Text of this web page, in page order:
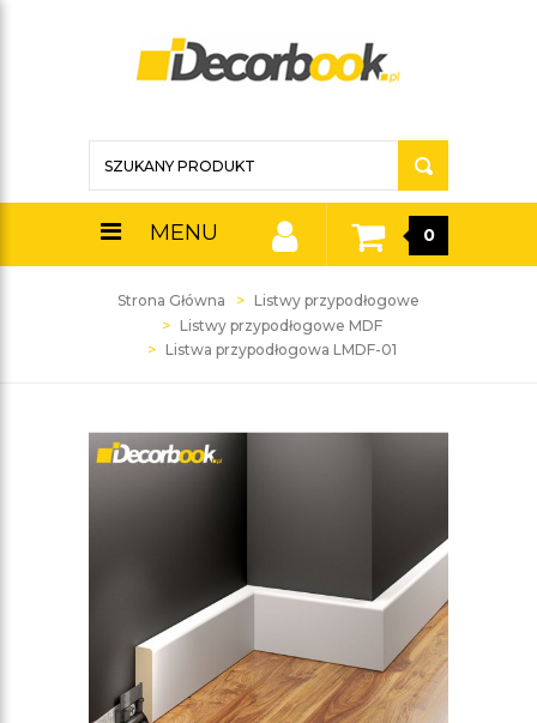
MENU 0
Strona Główna
Listwy przypodłogowe
Listwy przypodłogowe MDF
Listwa przypodłogowa LMDF-01